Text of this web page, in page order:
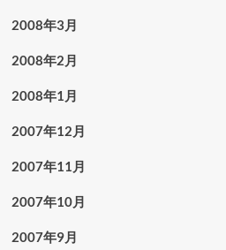
2008年3月
2008年2月
2008年1月
2007年12月
2007年11月
2007年10月
2007年9月